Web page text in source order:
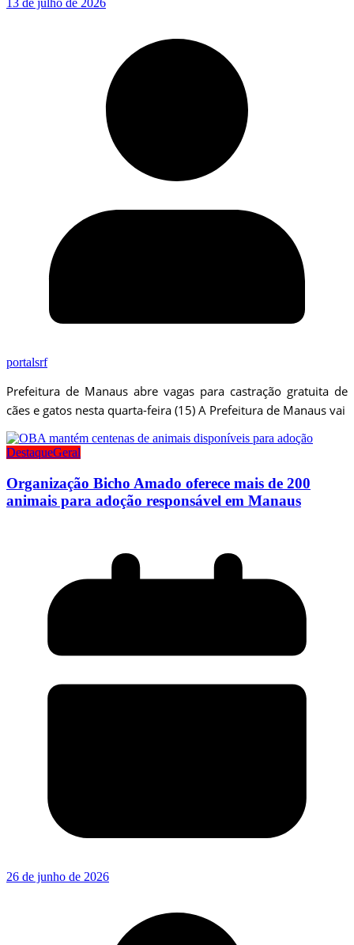
13 de julho de 2026
portalsrf
Prefeitura de Manaus abre vagas para castração gratuita de
cães e gatos nesta quarta-feira (15) A Prefeitura de Manaus vai
DestaqueGeral
Organização Bicho Amado oferece mais de 200
animais para adoção responsável em Manaus
26 de junho de 2026